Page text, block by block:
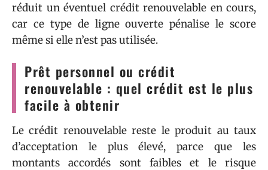
réduit un éventuel crédit renouvelable en cours,
car ce type de ligne ouverte pénalise le score
même si elle n’est pas utilisée.
Prêt personnel ou crédit
renouvelable : quel crédit est le plus
facile à obtenir
Le crédit renouvelable reste le produit au taux
d’acceptation le plus élevé, parce que les
montants accordés sont faibles et le risque